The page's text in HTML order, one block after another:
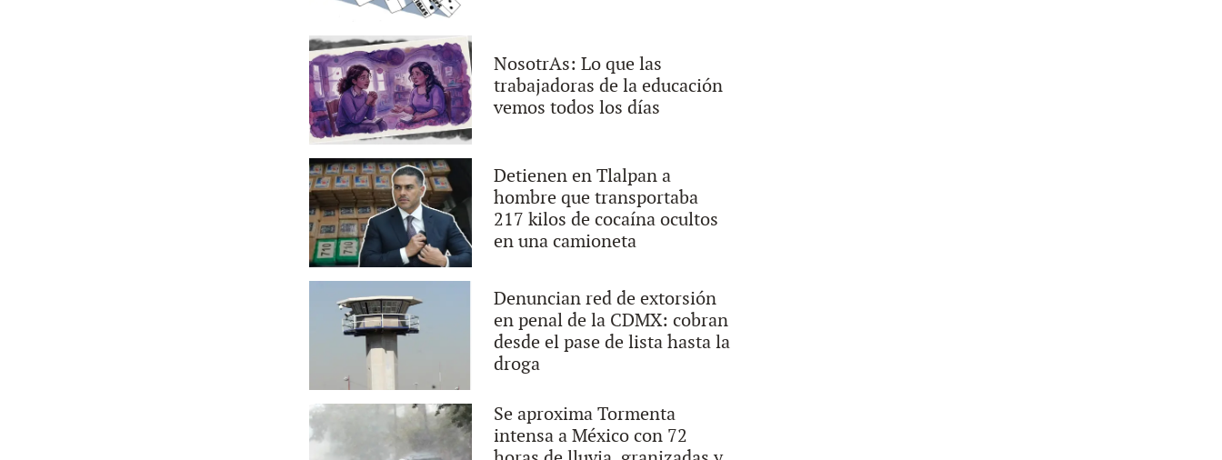
NosotrAs: Lo que las
trabajadoras de la educación
vemos todos los días
Detienen en Tlalpan a
hombre que transportaba
217 kilos de cocaína ocultos
en una camioneta
Denuncian red de extorsión
en penal de la CDMX: cobran
desde el pase de lista hasta la
droga
Se aproxima Tormenta
intensa a México con 72